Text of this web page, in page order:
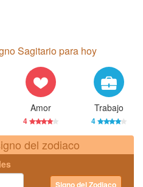
Sagitario para hoy
Amor
4
Trabajo
4
del zodiaco
Signo del Zodiaco